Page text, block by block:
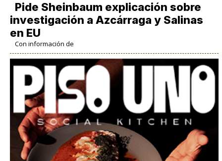
Pide Sheinbaum explicación sobre
investigación a Azcárraga y Salinas
en EU
Con información de